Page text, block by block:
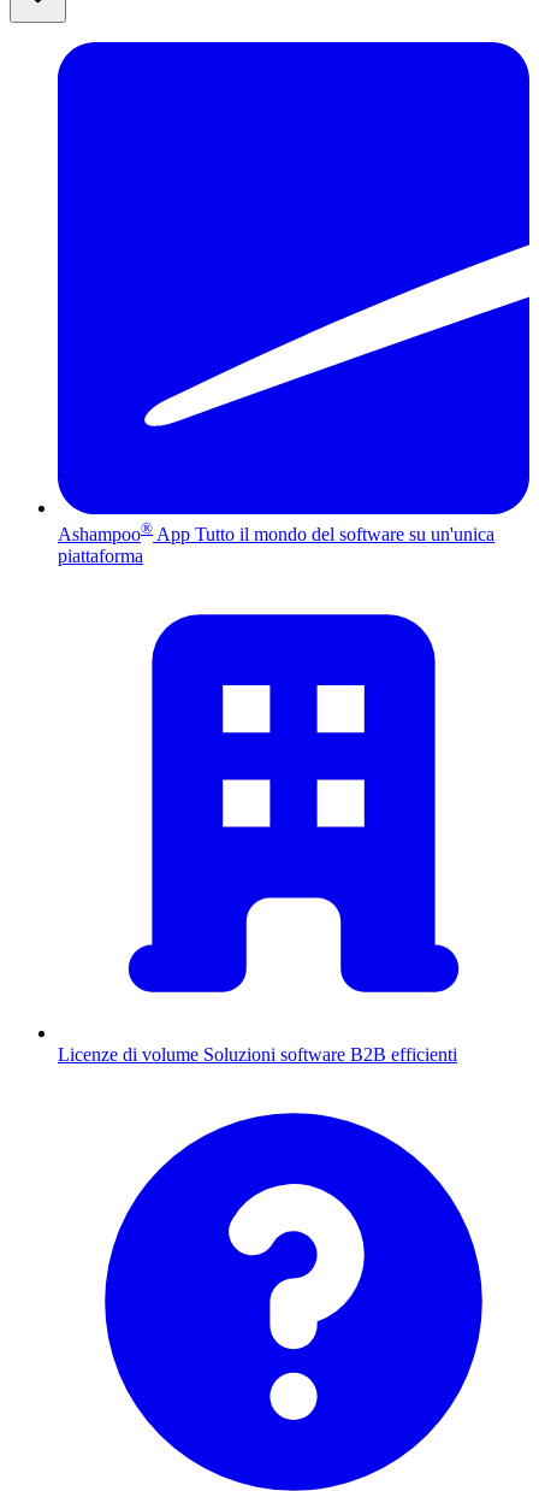
Ashampoo® App Tutto il mondo del software su un'unica
piattaforma
Licenze di volume Soluzioni software B2B efficienti